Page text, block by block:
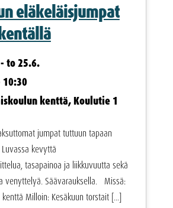
eläkeläisjumpat
to 25.6.
10:30
kenttä, Koulutie 1
jumpat tuttuun tapaan
kevyttä
tasapainoa ja liikkuvuutta sekä
venyttelyä. Säävarauksella. Missä:
Milloin: Kesäkuun torstait [...]